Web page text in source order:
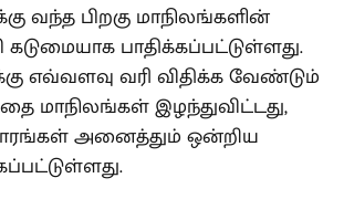
வந்த பிறகு மாநிலங்களின்
கடுமையாக பாதிக்கப்பட்டுள்ளது.
எவ்வளவு வரி விதிக்க வேண்டும்
மாநிலங்கள் இழந்துவிட்டது,
அனைத்தும் ஒன்றிய